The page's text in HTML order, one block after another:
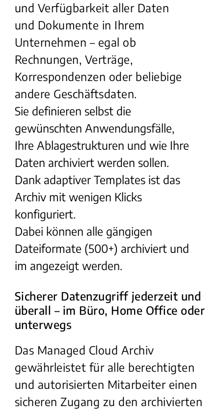
und Verfügbarkeit aller Daten
und Dokumente in Ihrem
Unternehmen – egal ob
Rechnungen, Verträge,
Korrespondenzen oder beliebige
andere Geschäftsdaten.
Sie definieren selbst die
gewünschten Anwendungsfälle,
Ihre Ablagestrukturen und wie Ihre
Daten archiviert werden sollen.
Dank adaptiver Templates ist das
Archiv mit wenigen Klicks
konfiguriert.
Dabei können alle gängigen
Dateiformate (500+) archiviert und
im angezeigt werden.
Sicherer Datenzugriff jederzeit und
überall – im Büro, Home Office oder
unterwegs
Das Managed Cloud Archiv
gewährleistet für alle berechtigten
und autorisierten Mitarbeiter einen
sicheren Zugang zu den archivierten